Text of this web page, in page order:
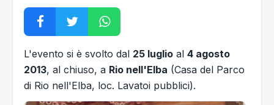
Vacanze all'Isola d'Elba
L'evento si è svolto dal 25 luglio al 4 agosto
2013, al chiuso, a Rio nell'Elba (Casa del Parco
di Rio nell'Elba, loc. Lavatoi pubblici).